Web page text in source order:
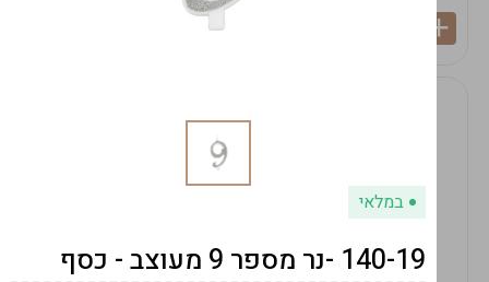
במלאי
140-19 -נר מספר 9 מעוצב - כסף